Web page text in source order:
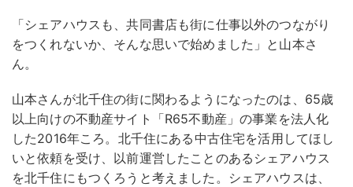
「シェアハウスも、共同書店も街に仕事以外のつながり
をつくれないか、そんな思いで始めました」と山本さ
ん。
山本さんが北千住の街に関わるようになったのは、65歳
以上向けの不動産サイト「R65不動産」の事業を法人化
した2016年ころ。北千住にある中古住宅を活用してほし
いと依頼を受け、以前運営したことのあるシェアハウス
を北千住にもつくろうと考えました。シェアハウスは、